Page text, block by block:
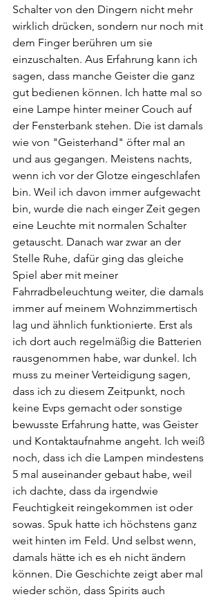
Schalter von den Dingern nicht mehr
wirklich drücken, sondern nur noch mit
dem Finger berühren um sie
einzuschalten. Aus Erfahrung kann ich
sagen, dass manche Geister die ganz
gut bedienen können. Ich hatte mal so
eine Lampe hinter meiner Couch auf
der Fensterbank stehen. Die ist damals
wie von "Geisterhand" öfter mal an
und aus gegangen. Meistens nachts,
wenn ich vor der Glotze eingeschlafen
bin. Weil ich davon immer aufgewacht
bin, wurde die nach einger Zeit gegen
eine Leuchte mit normalen Schalter
getauscht. Danach war zwar an der
Stelle Ruhe, dafür ging das gleiche
Spiel aber mit meiner
Fahrradbeleuchtung weiter, die damals
immer auf meinem Wohnzimmertisch
lag und ähnlich funktionierte. Erst als
ich dort auch regelmäßig die Batterien
rausgenommen habe, war dunkel. Ich
muss zu meiner Verteidigung sagen,
dass ich zu diesem Zeitpunkt, noch
keine Evps gemacht oder sonstige
bewusste Erfahrung hatte, was Geister
und Kontaktaufnahme angeht. Ich weiß
noch, dass ich die Lampen mindestens
5 mal auseinander gebaut habe, weil
ich dachte, dass da irgendwie
Feuchtigkeit reingekommen ist oder
sowas. Spuk hatte ich höchstens ganz
weit hinten im Feld. Und selbst wenn,
damals hätte ich es eh nicht ändern
können. Die Geschichte zeigt aber mal
wieder schön, dass Spirits auch